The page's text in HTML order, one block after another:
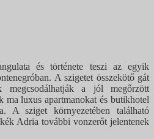
és története teszi az egyik
A szigetet összekötő gát
megcsodálhatják a jól megőrzött
ma luxus apartmanokat és butikhotel
A sziget környezetében található
Adria további vonzerőt jelentenek